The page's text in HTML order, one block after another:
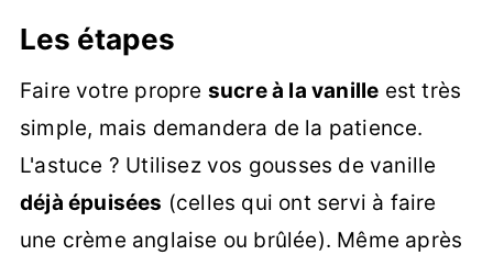
Les étapes
Faire votre propre sucre à la vanille est très
simple, mais demandera de la patience.
L'astuce ? Utilisez vos gousses de vanille
déjà épuisées (celles qui ont servi à faire
une crème anglaise ou brûlée). Même après